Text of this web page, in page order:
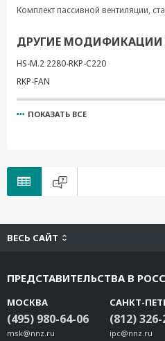
Комплект пассивной вентиляции,
ДРУГИЕ МОДИФИКАЦИИ
HS-M.2 2280-RKP-C220
RKP-FAN
ПОКАЗАТЬ ВСЕ
ВЕСЬ САЙТ
ПРЕДСТАВИТЕЛЬСТВА В
МОСКВА
(495) 980-64-06
msk@nnz.ru
САНКТ-
(812)
ipc@nnz.ru